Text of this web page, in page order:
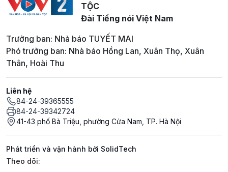
TỘC
Đài Tiếng nói Việt Nam
Trưởng ban: Nhà báo TUYẾT MAI
Phó trưởng ban: Nhà báo Hồng Lan, Xuân Thọ, Xuân
Thân, Hoài Thu
Liên hệ
84-24-39365555
84-24-39342724
41-43 phố Bà Triệu, phường Cửa Nam, TP. Hà Nội
Phát triển và vận hành bởi SolidTech
Mạng xã hội
Theo dõi: